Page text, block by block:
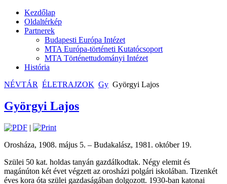
Kezdőlap
Oldaltérkép
Partnerek
Budapesti Európa Intézet
MTA Európa-történeti Kutatócsoport
MTA Történettudományi Intézet
História
NÉVTÁR ÉLETRAJZOK Gy Györgyi Lajos
Györgyi Lajos
|
Orosháza, 1908. május 5. – Budakalász, 1981. október 19.
Szülei 50 kat. holdas tanyán gazdálkodtak. Négy elemit és
magánúton két évet végzett az orosházi polgári iskolában. Tizenkét
éves kora óta szülei gazdaságában dolgozott. 1930-ban katonai